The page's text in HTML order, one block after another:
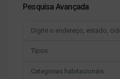
Pesquisa Avançada
Tipos
Categorias habitacionais